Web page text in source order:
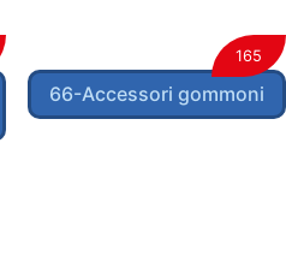
66-Accessori gommoni
165